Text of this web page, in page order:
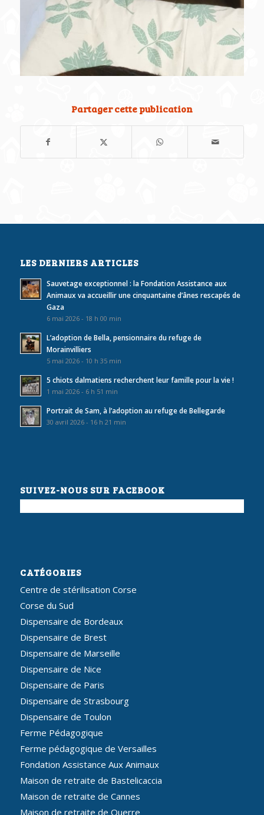
Partager cette publication
LES DERNIERS ARTICLES
Sauvetage exceptionnel : la Fondation Assistance aux
Animaux va accueillir une cinquantaine d’ânes rescapés de
Gaza
6 mai 2026 - 18 h 00 min
L’adoption de Bella, pensionnaire du refuge de
Morainvilliers
5 mai 2026 - 10 h 35 min
5 chiots dalmatiens recherchent leur famille pour la vie !
1 mai 2026 - 6 h 51 min
Portrait de Sam, à l’adoption au refuge de Bellegarde
30 avril 2026 - 16 h 21 min
SUIVEZ-NOUS SUR FACEBOOK
CATÉGORIES
Centre de stérilisation Corse
Corse du Sud
Dispensaire de Bordeaux
Dispensaire de Brest
Dispensaire de Marseille
Dispensaire de Nice
Dispensaire de Paris
Dispensaire de Strasbourg
Dispensaire de Toulon
Ferme Pédagogique
Ferme pédagogique de Versailles
Fondation Assistance Aux Animaux
Maison de retraite de Bastelicaccia
Maison de retraite de Cannes
Maison de retraite de Ouerre